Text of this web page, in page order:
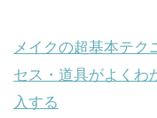
メイクの超基本テク
セス・道具がよくわ
入する